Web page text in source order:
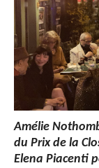
Amélie
du Prix de la
Elena Piacenti